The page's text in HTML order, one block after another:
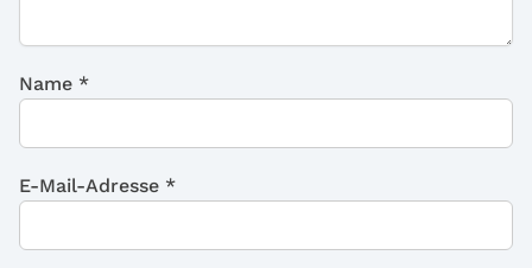
Name *
E-Mail-Adresse *